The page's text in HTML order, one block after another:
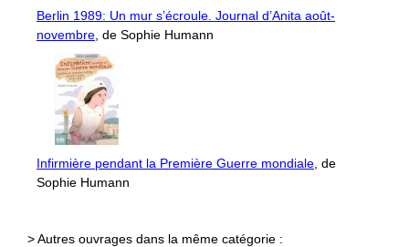
Berlin 1989: Un mur s’écroule. Journal d’Anita août-
novembre , de Sophie Humann
Infirmière pendant la Première Guerre mondiale , de
Sophie Humann
> Autres ouvrages dans la même catégorie :